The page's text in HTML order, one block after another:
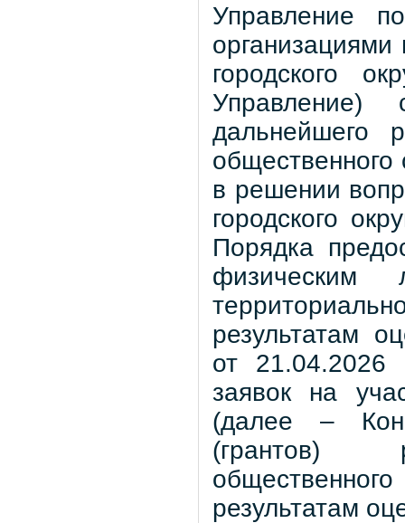
Управление
городского
дальнейшего
в решении
городского
Порядка
физическим
результатам
от
заявок на
(далее –
(грантов)
результатам